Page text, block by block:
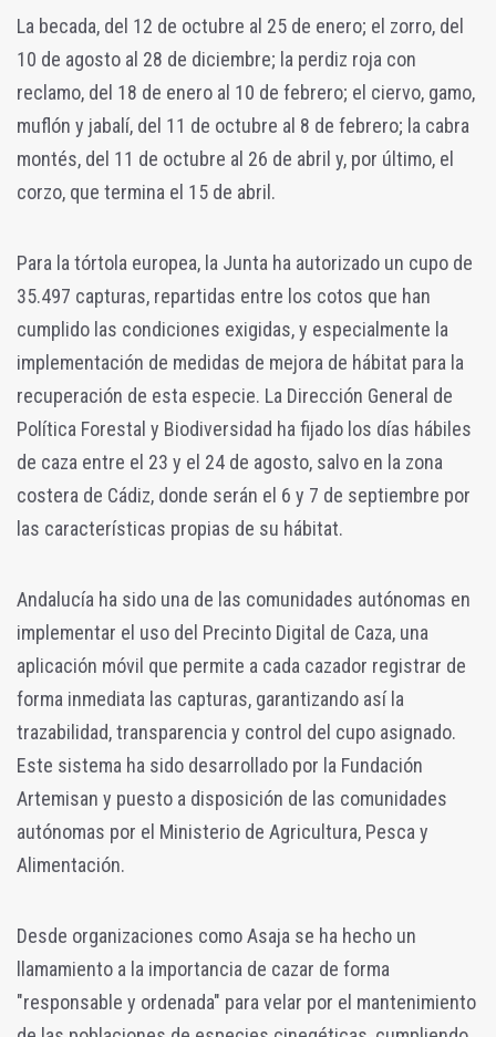
La becada, del 12 de octubre al 25 de enero; el zorro, del
10 de agosto al 28 de diciembre; la perdiz roja con
reclamo, del 18 de enero al 10 de febrero; el ciervo, gamo,
muflón y jabalí, del 11 de octubre al 8 de febrero; la cabra
montés, del 11 de octubre al 26 de abril y, por último, el
corzo, que termina el 15 de abril.
Para la tórtola europea, la Junta ha autorizado un cupo de
35.497 capturas, repartidas entre los cotos que han
cumplido las condiciones exigidas, y especialmente la
implementación de medidas de mejora de hábitat para la
recuperación de esta especie. La Dirección General de
Política Forestal y Biodiversidad ha fijado los días hábiles
de caza entre el 23 y el 24 de agosto, salvo en la zona
costera de Cádiz, donde serán el 6 y 7 de septiembre por
las características propias de su hábitat.
Andalucía ha sido una de las comunidades autónomas en
implementar el uso del Precinto Digital de Caza, una
aplicación móvil que permite a cada cazador registrar de
forma inmediata las capturas, garantizando así la
trazabilidad, transparencia y control del cupo asignado.
Este sistema ha sido desarrollado por la Fundación
Artemisan y puesto a disposición de las comunidades
autónomas por el Ministerio de Agricultura, Pesca y
Alimentación.
Desde organizaciones como Asaja se ha hecho un
llamamiento a la importancia de cazar de forma
"responsable y ordenada" para velar por el mantenimiento